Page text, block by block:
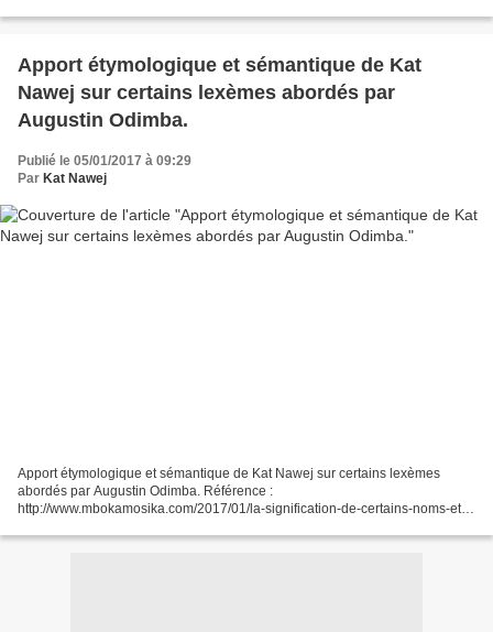
Apport étymologique et sémantique de Kat
Nawej sur certains lexèmes abordés par
Augustin Odimba.
Publié le 05/01/2017 à 09:29
Par Kat Nawej
Apport étymologique et sémantique de Kat Nawej sur certains lexèmes
abordés par Augustin Odimba. Référence :
http://www.mbokamosika.com/2017/01/la-signification-de-certains-noms-et-